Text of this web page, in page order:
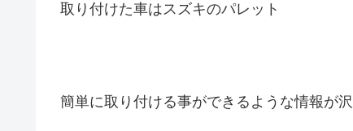
取り付けた車はスズキのパレット
簡単に取り付ける事ができるような情報が